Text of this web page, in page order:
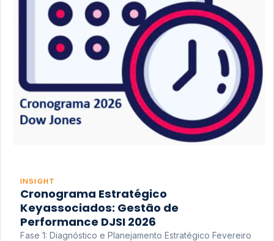
INSIGHT
Cronograma Estratégico
Keyassociados: Gestão de
Performance DJSI 2026
Fase 1: Diagnóstico e Planejamento Estratégico Fevereiro